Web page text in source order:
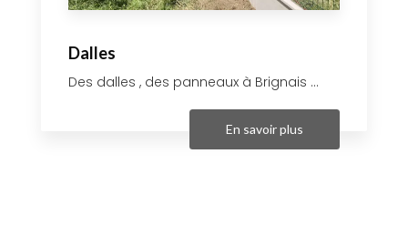
Dalles
Des dalles , des panneaux à Brignais ...
En savoir plus